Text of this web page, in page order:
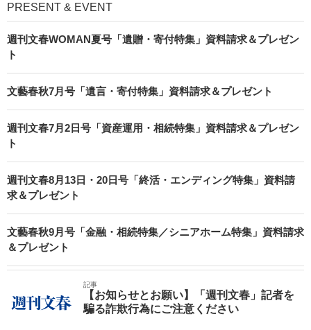
PRESENT & EVENT
週刊文春WOMAN夏号「遺贈・寄付特集」資料請求＆プレゼン
ト
文藝春秋7月号「遺言・寄付特集」資料請求＆プレゼント
週刊文春7月2日号「資産運用・相続特集」資料請求＆プレゼン
ト
週刊文春8月13日・20日号「終活・エンディング特集」資料請
求＆プレゼント
文藝春秋9月号「金融・相続特集／シニアホーム特集」資料請求
＆プレゼント
記事
【お知らせとお願い】「週刊文春」記者を
騙る詐欺行為にご注意ください